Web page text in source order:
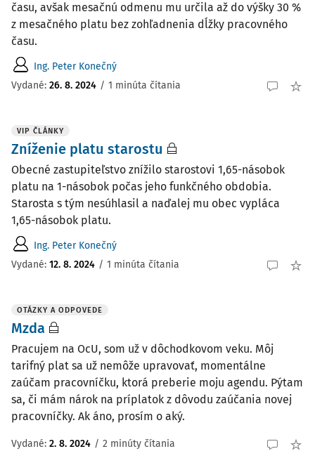
času, avšak mesačnú odmenu mu určila až do výšky 30 %
z mesačného platu bez zohľadnenia dĺžky pracovného
času.
Ing. Peter Konečný
Vydané: 26. 8. 2024 / 1 minúta čítania
VIP ČLÁNKY
Zníženie platu starostu
Obecné zastupiteľstvo znížilo starostovi 1,65-násobok
platu na 1-násobok počas jeho funkčného obdobia.
Starosta s tým nesúhlasil a naďalej mu obec vypláca
1,65-násobok platu.
Ing. Peter Konečný
Vydané: 12. 8. 2024 / 1 minúta čítania
OTÁZKY A ODPOVEDE
Mzda
Pracujem na OcU, som už v dôchodkovom veku. Môj
tarifný plat sa už nemôže upravovať, momentálne
zaúčam pracovníčku, ktorá preberie moju agendu. Pýtam
sa, či mám nárok na príplatok z dôvodu zaúčania novej
pracovníčky. Ak áno, prosím o aký.
Vydané: 2. 8. 2024 / 2 minúty čítania